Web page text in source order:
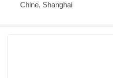
Chine, Shanghai